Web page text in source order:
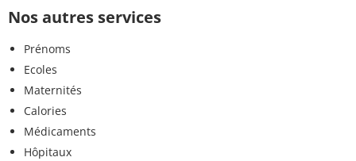
Nos autres services
Prénoms
Ecoles
Maternités
Calories
Médicaments
Hôpitaux